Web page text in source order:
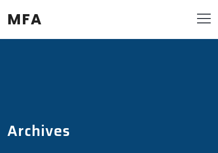
MFA
Archives